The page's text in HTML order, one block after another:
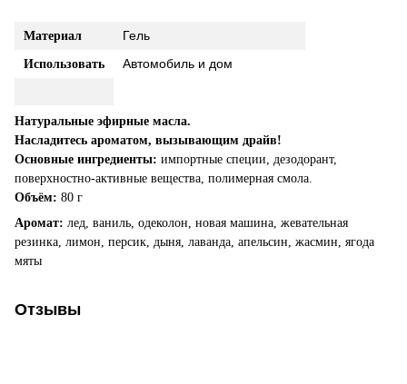
Материал Гель
Использовать Автомобиль и дом
Натуральные эфирные масла.
Насладитесь ароматом, вызывающим драйв!
Основные ингредиенты: импортные специи, дезодорант,
поверхностно-активные вещества, полимерная смола.
Объём: 80 г
Аромат: лед, ваниль, одеколон, новая машина, жевательная
резинка, лимон, персик, дыня, лаванда, апельсин, жасмин, ягода
мяты
Отзывы